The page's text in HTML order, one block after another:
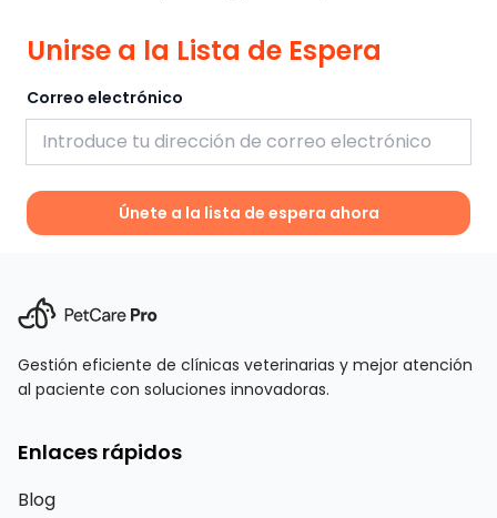
Unirse a la Lista de Espera
Correo electrónico
Únete a la lista de espera ahora
Gestión eficiente de clínicas veterinarias y mejor atención
al paciente con soluciones innovadoras.
Enlaces rápidos
Blog